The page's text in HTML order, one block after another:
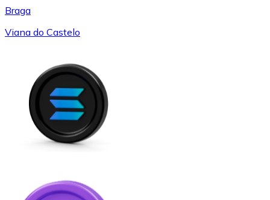
Braga
Viana do Castelo